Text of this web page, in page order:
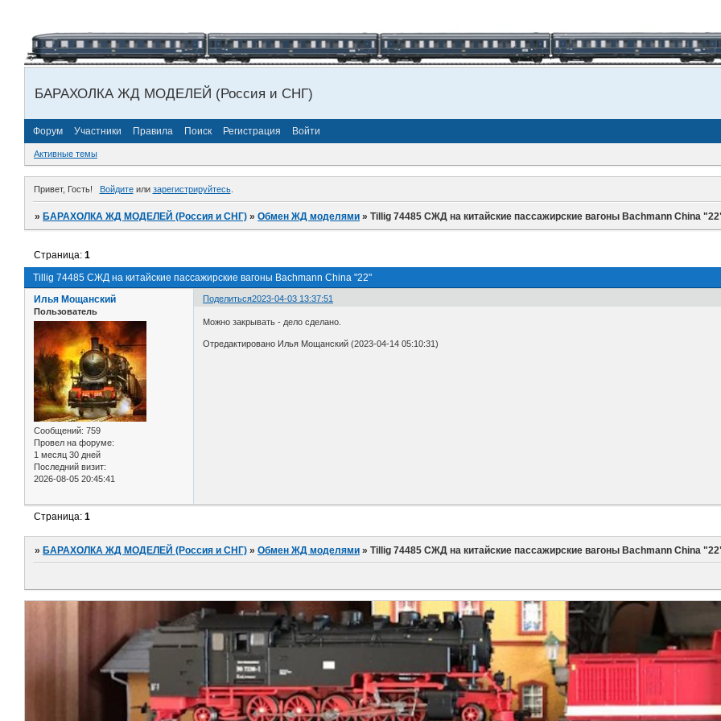
БАРАХОЛКА ЖД МОДЕЛЕЙ (Россия и СНГ)
Форум Участники Правила Поиск Регистрация Войти
Активные темы
Привет, Гость! Войдитеили зарегистрируйтесь.
»БАРАХОЛКА ЖД МОДЕЛЕЙ (Россия и СНГ) »Обмен ЖД моделями »Tillig 74485 СЖД на китайские пассажирские вагоны Bachmann China
Tillig 74485 СЖД на китайские пассажирские вагоны Bachmann China "22"
Страница:1
Поделиться2023-04-03 13:37:51
Илья Мощанский
Пользователь
Сообщений: 759
Провел на форуме:
1 месяц 30 дней
Последний визит:
2026-08-05 20:45:41
Можно закрывать - дело сделано.
Отредактировано Илья Мощанский (2023-04-14 05:10:31)
Страница:1
» БАРАХОЛКА ЖД МОДЕЛЕЙ (Россия и СНГ) »Обмен ЖД моделями »Tillig 74485 СЖД на китайские пассажирские вагоны Bachmann China